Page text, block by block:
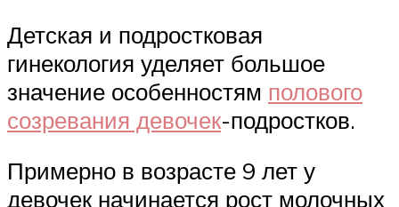
Детская и подростковая
гинекология уделяет большое
значение особенностям полового
созревания девочек-подростков.
Примерно в возрасте 9 лет у
девочек начинается рост молочных